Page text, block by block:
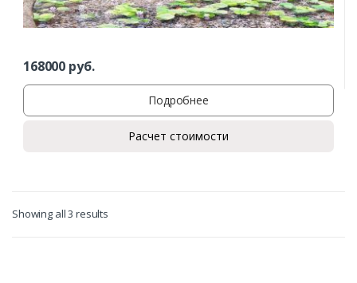
Заказать
168000 руб.
Подробнее
Расчет стоимости
Showing all 3 results